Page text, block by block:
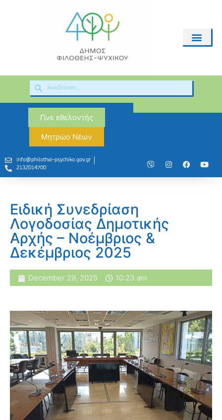
Γίνε εθελοντής
Μητρώο Νέων
info@philothei-psychiko.gov.gr
2132014700
Ειδική Συνεδρίαση
Λογοδοσίας Δημοτικής
Αρχής – Νοέμβριος &
Δεκέμβριος 2025
December 29, 2025 10:23 am